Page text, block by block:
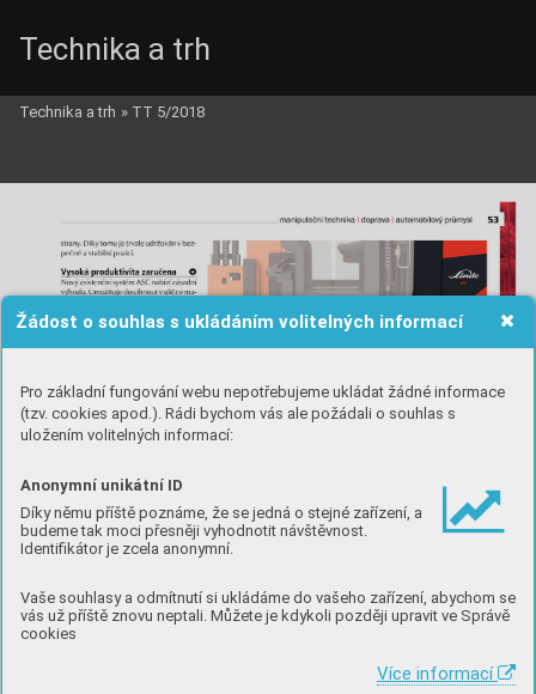
Žádost o souhlas s ukládáním volitelných informací
Pro základní fungování webu nepotřebujeme ukládat žádné informace
(tzv. cookies apod.). Rádi bychom vás ale požádali o souhlas s
uložením volitelných informací:
Anonymní unikátní ID
Díky němu příště poznáme, že se jedná o stejné zařízení, a
budeme tak moci přesněji vyhodnotit návštěvnost.
Identifikátor je zcela anonymní.
Vaše souhlasy a odmítnutí si ukládáme do vašeho zařízení, abychom se
vás už příště znovu neptali. Můžete je kdykoli později upravit ve Správě
cookies
Více informací
Technika a trh
Technika a trh » TT 5/2018